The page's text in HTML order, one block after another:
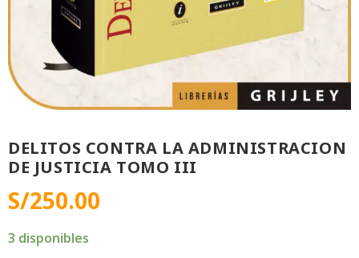
DELITOS CONTRA LA ADMINISTRACION
DE JUSTICIA TOMO III
S/250.00
3 disponibles